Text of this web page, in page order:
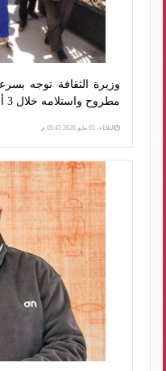
وزيرة الثقافة توجه
مطروح واستلامه خلال 3 أشهر
الثلاثاء، 05 مايو 2026 05:45 م